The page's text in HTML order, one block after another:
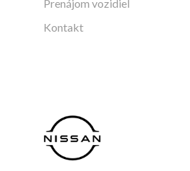
Prenájom vozidiel
Kontakt